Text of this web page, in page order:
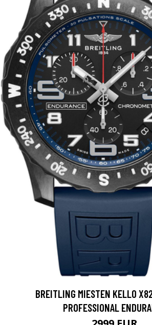
BREITLING MIESTEN KELLO
PROFESSIONAL